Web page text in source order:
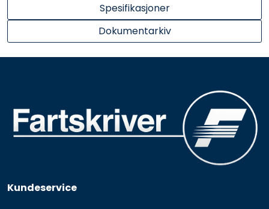
Spesifikasjoner
Dokumentarkiv
Kundeservice